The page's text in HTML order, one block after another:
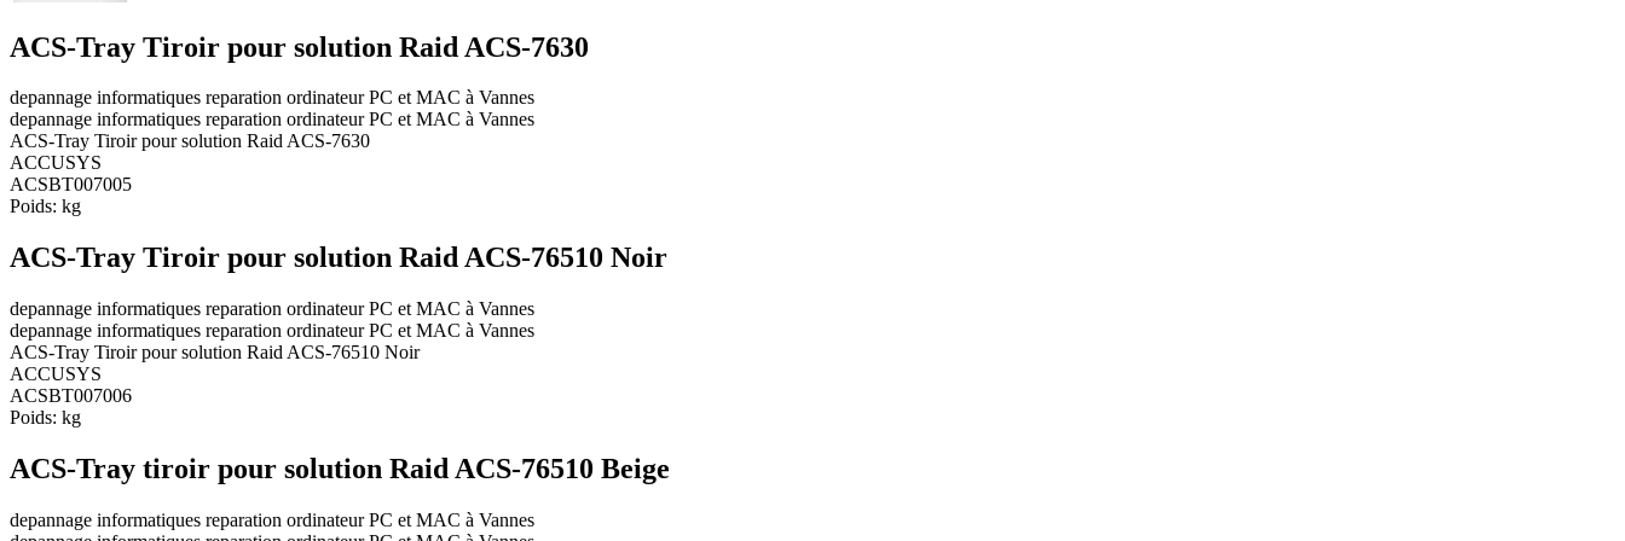
ACS-Tray Tiroir pour solution Raid ACS-7630
depannage informatiques reparation ordinateur PC et MAC à Vannes
depannage informatiques reparation ordinateur PC et MAC à Vannes
ACS-Tray Tiroir pour solution Raid ACS-7630
ACCUSYS
ACSBT007005
Poids: kg
ACS-Tray Tiroir pour solution Raid ACS-76510 Noir
depannage informatiques reparation ordinateur PC et MAC à Vannes
depannage informatiques reparation ordinateur PC et MAC à Vannes
ACS-Tray Tiroir pour solution Raid ACS-76510 Noir
ACCUSYS
ACSBT007006
Poids: kg
ACS-Tray tiroir pour solution Raid ACS-76510 Beige
depannage informatiques reparation ordinateur PC et MAC à Vannes